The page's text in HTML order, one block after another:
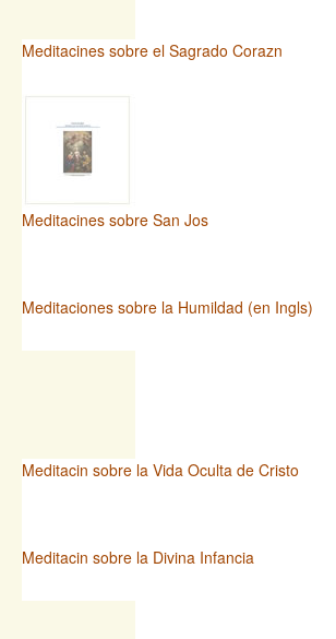
Meditacines sobre el Sagrado Corazn
Meditacines sobre San Jos
Meditaciones sobre la Humildad (en Ingls)
Meditacin sobre la Vida Oculta de Cristo
Meditacin sobre la Divina Infancia